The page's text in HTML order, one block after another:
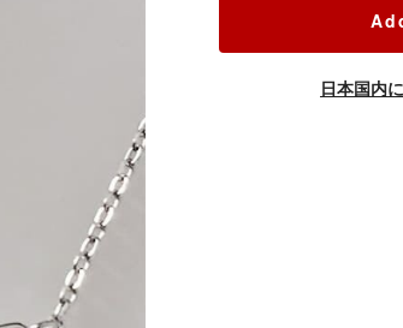
日本国内